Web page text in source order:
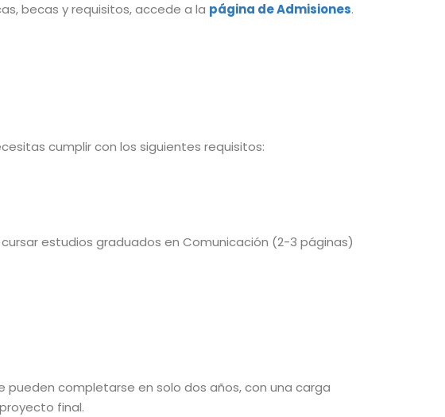
becas y requisitos, accede a la página de Admisiones.
cumplir con los siguientes requisitos:
estudios graduados en Comunicación (2-3 páginas)
pueden completarse en solo dos años, con una carga
final.